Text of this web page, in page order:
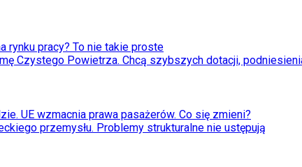
rynku pracy? To nie takie proste
Czystego Powietrza. Chcą szybszych dotacji,
UE wzmacnia prawa pasażerów. Co się zmieni?
przemysłu. Problemy strukturalne nie ustępują